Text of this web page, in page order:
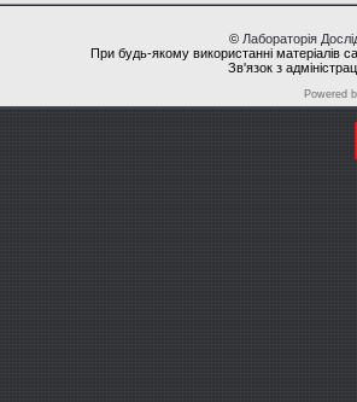
© Лабораторія
При будь-якому використанні матеріалів
Зв'язок з
Powered